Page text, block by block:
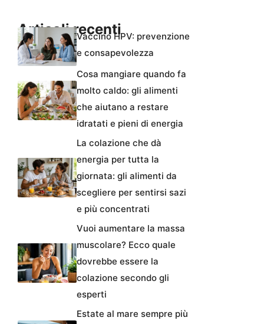
Articoli recentiVaccino HPV: prevenzione
e consapevolezza
Cosa mangiare quando fa
molto caldo: gli alimenti
che aiutano a restare
idratati e pieni di energia
La colazione che dà
energia per tutta la
giornata: gli alimenti da
scegliere per sentirsi sazi
e più concentrati
Vuoi aumentare la massa
muscolare? Ecco quale
dovrebbe essere la
colazione secondo gli
esperti
Estate al mare sempre più